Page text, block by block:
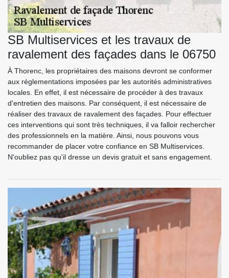
SB Multiservices et les travaux de
ravalement des façades dans le 06750
À Thorenc, les propriétaires des maisons devront se conformer
aux réglementations imposées par les autorités administratives
locales. En effet, il est nécessaire de procéder à des travaux
d'entretien des maisons. Par conséquent, il est nécessaire de
réaliser des travaux de ravalement des façades. Pour effectuer
ces interventions qui sont très techniques, il va falloir rechercher
des professionnels en la matière. Ainsi, nous pouvons vous
recommander de placer votre confiance en SB Multiservices.
N'oubliez pas qu'il dresse un devis gratuit et sans engagement.